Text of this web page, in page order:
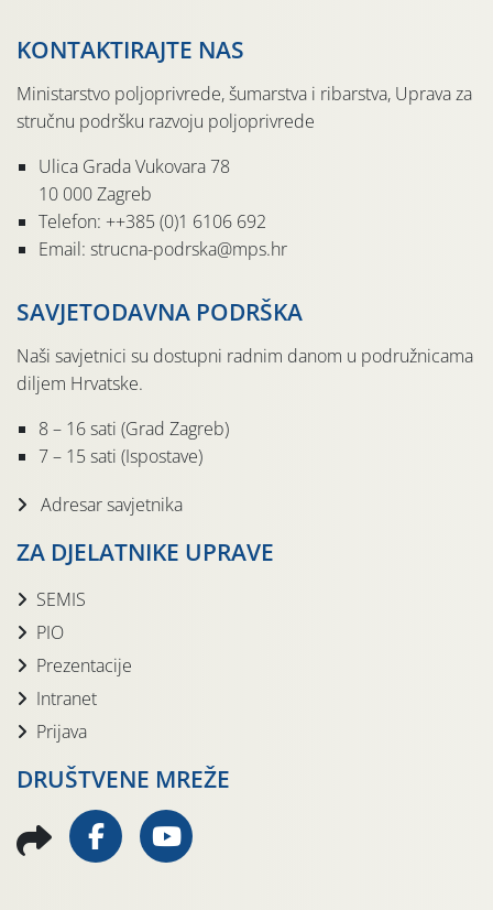
KONTAKTIRAJTE NAS
Ministarstvo poljoprivrede, šumarstva i ribarstva, Uprava za
stručnu podršku razvoju poljoprivrede
Ulica Grada Vukovara 78
10 000 Zagreb
Telefon: ++385 (0)1 6106 692
Email: strucna-podrska@mps.hr
SAVJETODAVNA PODRŠKA
Naši savjetnici su dostupni radnim danom u podružnicama
diljem Hrvatske.
8 – 16 sati (Grad Zagreb)
7 – 15 sati (Ispostave)
Adresar savjetnika
ZA DJELATNIKE UPRAVE
SEMIS
PIO
Prezentacije
Intranet
Prijava
DRUŠTVENE MREŽE